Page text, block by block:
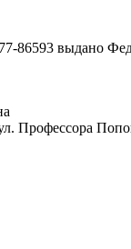
выдано
Профессора